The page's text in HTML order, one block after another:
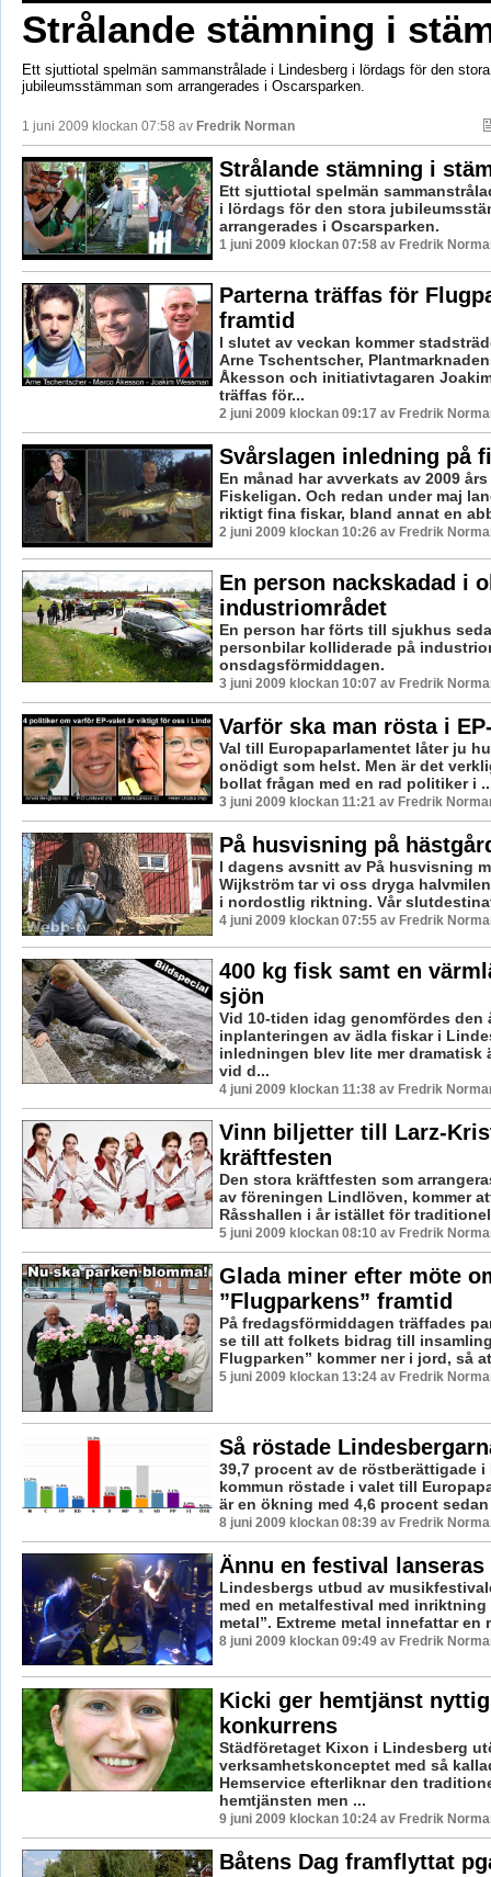
Strålande stämning i
Ett sjuttiotal spelmän sammanstrålade i Lindesberg i lördags för den stora
jubileumsstämman som arrangerades i Oscarsparken.
1 juni 2009 klockan 07:58 av Fredrik Norman
Strålande stämning i
Ett sjuttiotal spelmän
i lördags för den stora
arrangerades i Oscarsparken.
1 juni 2009 klockan 07:58 av Fredrik
Parterna träffas för
framtid
I slutet av veckan kommer
Arne Tschentscher,
Åkesson och initiativtagaren
träffas för...
2 juni 2009 klockan 09:17 av Fredrik
Svårslagen inledning på
En månad har avverkats av 2009
Fiskeligan. Och redan under maj
riktigt fina fiskar, bland annat en
2 juni 2009 klockan 10:26 av Fredrik
En person nackskadad i
industriområdet
En person har förts till sjukhus
personbilar kolliderade på
onsdagsförmiddagen.
3 juni 2009 klockan 10:07 av Fredrik
Varför ska man rösta i
Val till Europaparlamentet låter ju
onödigt som helst. Men är det
bollat frågan med en rad politiker i
3 juni 2009 klockan 11:21 av Fredrik
På husvisning på
I dagens avsnitt av På husvisning
Wijkström tar vi oss dryga
i nordostlig riktning. Vår
4 juni 2009 klockan 07:55 av Fredrik
400 kg fisk samt en
sjön
Vid 10-tiden idag genomfördes den
inplanteringen av ädla fiskar i
inledningen blev lite mer dramatisk
vid d...
4 juni 2009 klockan 11:38 av Fredrik
Vinn biljetter till Larz-
kräftfesten
Den stora kräftfesten som
av föreningen Lindlöven, kommer
Råsshallen i år istället för
5 juni 2009 klockan 08:10 av Fredrik
Glada miner efter möte
”Flugparkens” framtid
På fredagsförmiddagen träffades
se till att folkets bidrag till
Flugparken” kommer ner i jord, så
5 juni 2009 klockan 13:24 av Fredrik
Så röstade
39,7 procent av de röstberättigade
kommun röstade i valet till
är en ökning med 4,6 procent sedan
8 juni 2009 klockan 08:39 av Fredrik
Ännu en festival lanseras
Lindesbergs utbud av
med en metalfestival med inriktning
metal”. Extreme metal innefattar en
8 juni 2009 klockan 09:49 av Fredrik
Kicki ger hemtjänst nyttig
konkurrens
Städföretaget Kixon i Lindesberg
verksamhetskonceptet med så
Hemservice efterliknar den
hemtjänsten men ...
9 juni 2009 klockan 10:24 av Fredrik
Båtens Dag framflyttat